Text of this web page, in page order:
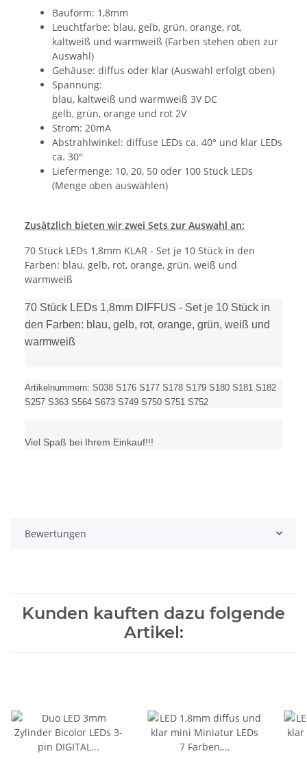
Bauform: 1,8mm
Leuchtfarbe: blau, gelb, grün, orange, rot,
kaltweiß und warmweiß (Farben stehen oben zur
Auswahl)
Gehäuse: diffus oder klar (Auswahl erfolgt oben)
Spannung:
blau, kaltweiß und warmweiß 3V DC
gelb, grün, orange und rot 2V
Strom: 20mA
Abstrahlwinkel: diffuse LEDs ca. 40° und klar LEDs
ca. 30°
Liefermenge: 10, 20, 50 oder 100 Stück LEDs
(Menge oben auswählen)
Zusätzlich bieten wir zwei Sets zur Auswahl an:
70 Stück LEDs 1,8mm KLAR - Set je 10 Stück in den
Farben: blau, gelb, rot, orange, grün, weiß und
warmweiß
70 Stück LEDs 1,8mm DIFFUS - Set je 10 Stück in
den Farben: blau, gelb, rot, orange, grün, weiß und
warmweiß
Artikelnummern: S038 S176 S177 S178 S179 S180 S181 S182
S257 S363 S564 S673 S749 S750 S751 S752
Viel Spaß bei Ihrem Einkauf!!!
Bewertungen
Kunden kauften dazu folgende
Artikel: